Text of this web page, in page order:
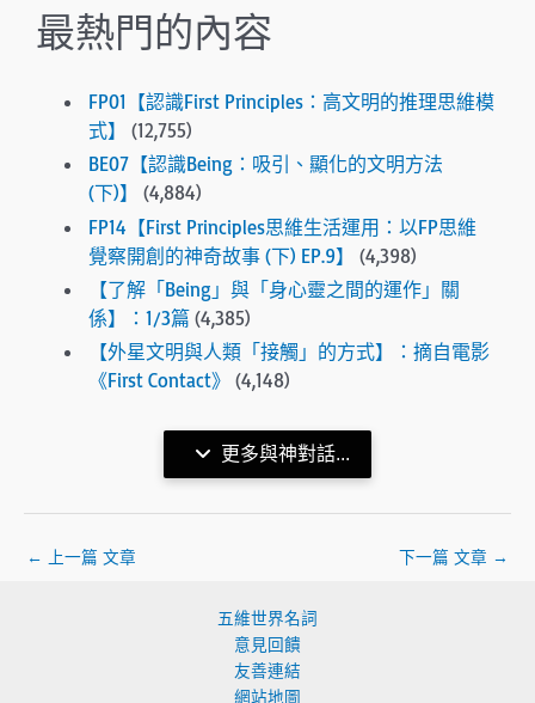
最熱門的內容
FP01【認識First Principles：高文明的推理思維模
式】
(12,755)
BE07【認識Being：吸引、顯化的文明方法
(下)】
(4,884)
FP14【First Principles思維生活運用：以FP思維
覺察開創的神奇故事 (下) EP.9】
(4,398)
【了解「Being」與「身心靈之間的運作」關
係】：1/3篇 (4,385)
【外星文明與人類「接觸」的方式】：摘自電影
《First Contact》
(4,148)
更多與神對話...
← 上一篇 文章 下一篇 文章 →
五維世界名詞
意見回饋
友善連結
網站地圖